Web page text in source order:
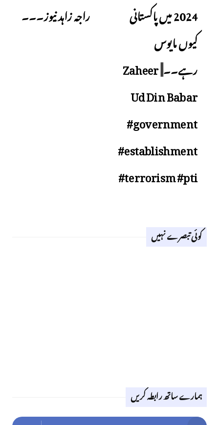
2024 میں پاکستانی
کیوں مایوس
رہے۔۔|| Zaheer
Ud Din Babar
#government
#establishment
#terrorism #pti
راجہ زاہد نیوز۔۔۔
کوئی تبصرے نہیں
ہمارے ساتھ رابطہ کریں